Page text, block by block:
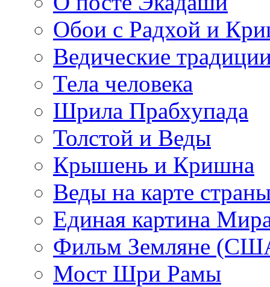
Обои с Радхой и
Ведические
Тела человека
Шрила Прабхупада
Толстой и Веды
Крышень и Кришна
Веды на карте
Единая картина
Фильм Земляне
Мост Шри Рамы